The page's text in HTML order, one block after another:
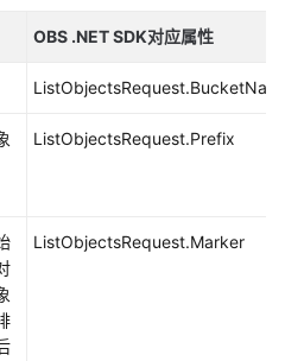
OBS .NET SDK对应属性
ListObjectsRequest.Prefix
ListObjectsRequest.Marker